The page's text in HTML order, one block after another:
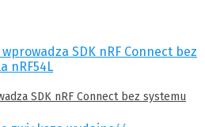
SDK nRF Connect bez systemu